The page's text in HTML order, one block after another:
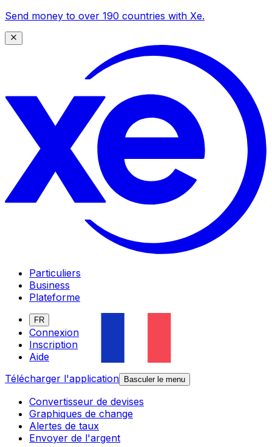
Send money to over 190 countries with Xe.
Particuliers
Business
Plateforme
FR
Connexion
Inscription
Aide
Télécharger l'application
Basculer le menu
Convertisseur de devises
Graphiques de change
Alertes de taux
Envoyer de l'argent